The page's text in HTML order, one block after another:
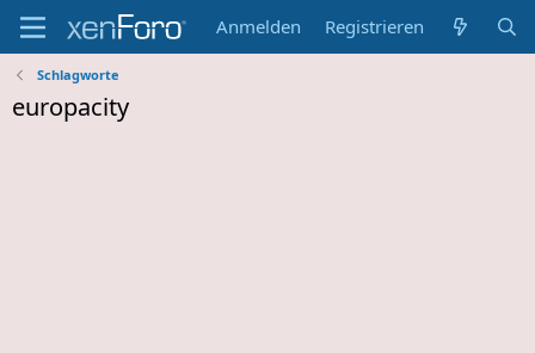
Anmelden Registrieren
Schlagworte
europacity